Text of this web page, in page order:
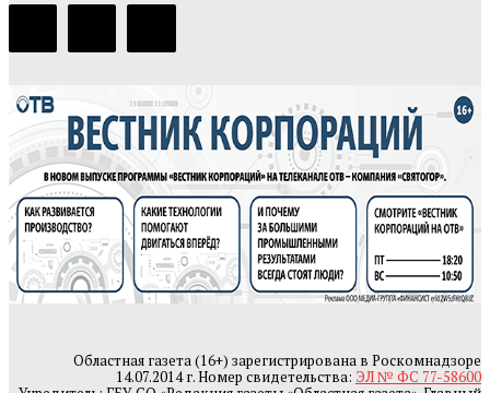
Областная газета (16+) зарегистрирована в Роскомнадзоре
14.07.2014 г. Номер свидетельства: ЭЛ № ФС 77-58600